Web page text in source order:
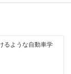
るような自動車学